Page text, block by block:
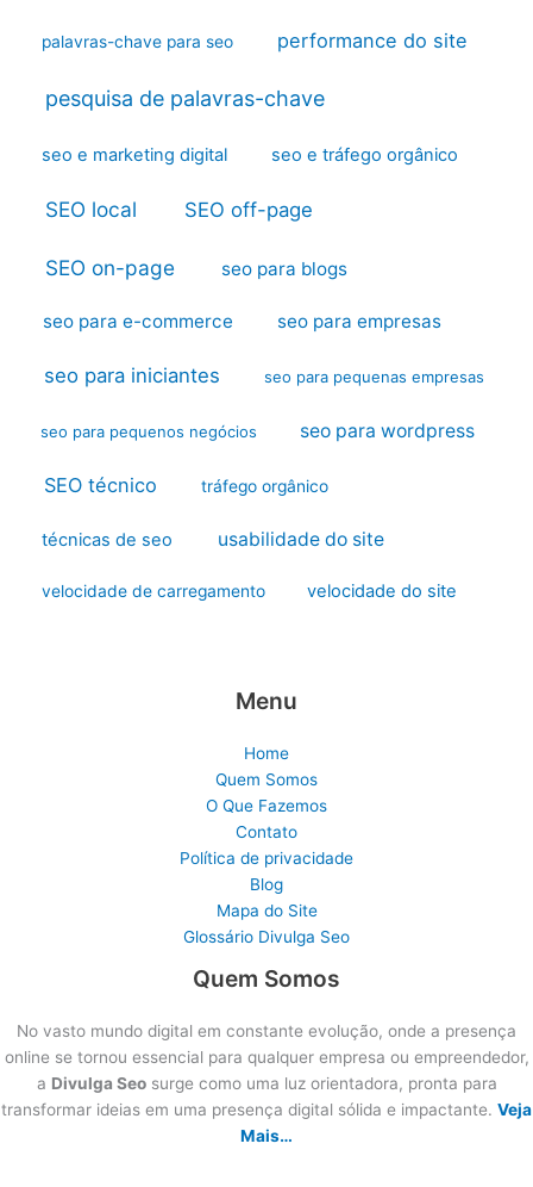
palavras-chave para seo performance do site
pesquisa de palavras-chave
seo e marketing digital seo e tráfego orgânico
SEO local SEO off-page
SEO on-page seo para blogs
seo para e-commerce seo para empresas
seo para iniciantes seo para pequenas empresas
seo para pequenos negócios seo para wordpress
SEO técnico tráfego orgânico
técnicas de seo usabilidade do site
velocidade de carregamento velocidade do site
Menu
Home
Quem Somos
O Que Fazemos
Contato
Política de privacidade
Blog
Mapa do Site
Glossário Divulga Seo
Quem Somos
No vasto mundo digital em constante evolução, onde a presença
online se tornou essencial para qualquer empresa ou empreendedor,
a Divulga Seosurge como uma luz orientadora, pronta para
transformar ideias em uma presença digital sólida e impactante. Veja
Mais…